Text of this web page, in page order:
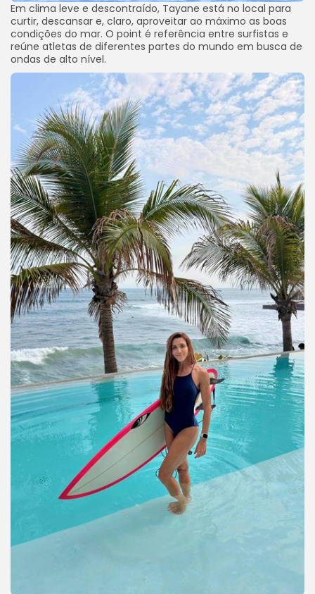
Em clima leve e descontraído, Tayane está no local para
curtir, descansar e, claro, aproveitar ao máximo as boas
condições do mar. O point é referência entre surfistas e
reúne atletas de diferentes partes do mundo em busca de
ondas de alto nível.